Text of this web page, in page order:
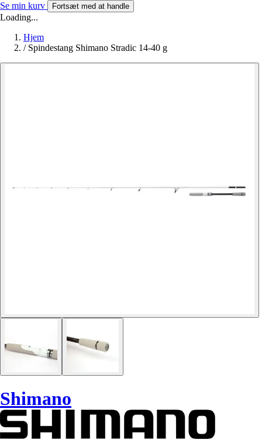
Se min kurv Fortsæt med at handle
Loading...
Hjem
/ Spindestang Shimano Stradic 14-40 g
Shimano